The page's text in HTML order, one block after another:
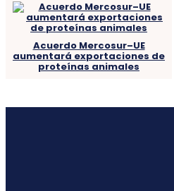
Acuerdo Mercosur–UE
aumentará exportaciones de
proteínas animales